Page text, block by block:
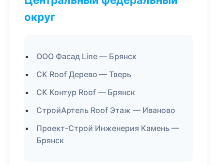
округ
ООО Фасад Line — Брянск
СК Roof Дерево — Тверь
СК Контур Roof — Брянск
СтройАртель Roof Этаж — Иваново
Проект-Строй Инженерия Камень —
Брянск